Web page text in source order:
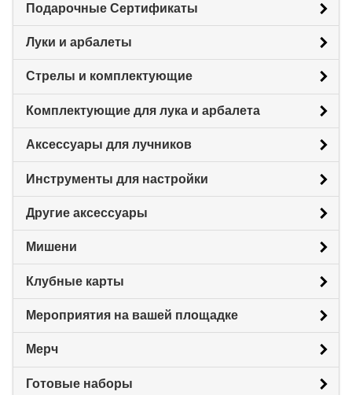
Подарочные Сертификаты
Луки и арбалеты
Стрелы и комплектующие
Комплектующие для лука и арбалета
Аксессуары для лучников
Инструменты для настройки
Другие аксессуары
Мишени
Клубные карты
Мероприятия на вашей площадке
Мерч
Готовые наборы